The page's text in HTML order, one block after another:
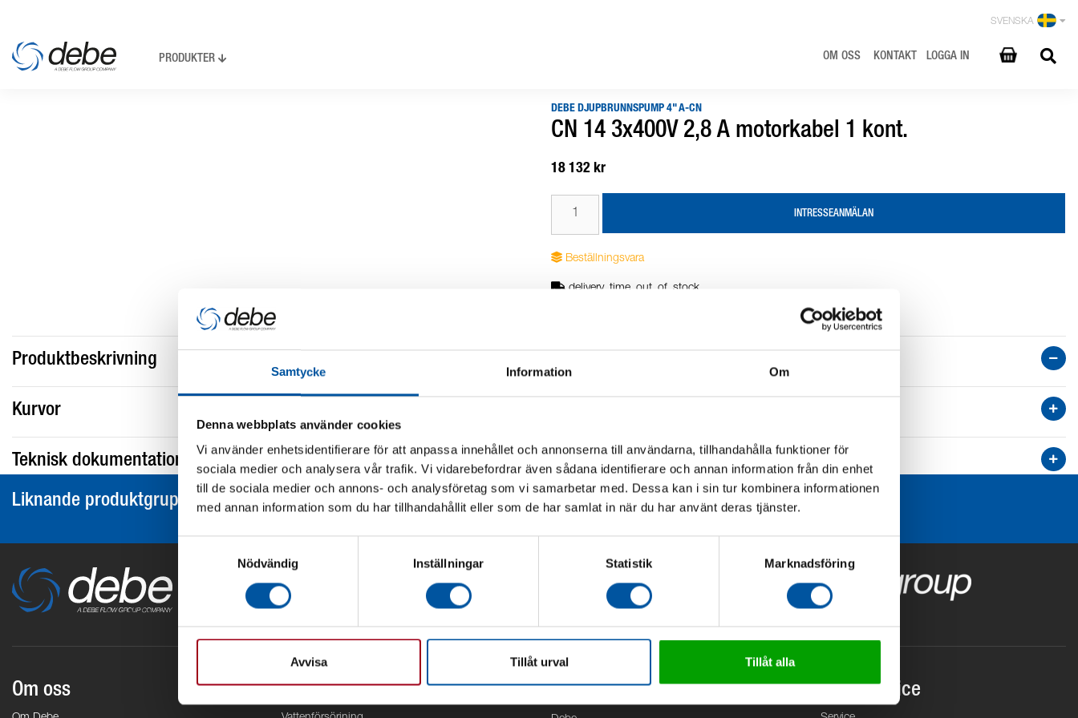
Samtycke Information Om
Denna webbplats använder cookies
Vi använder enhetsidentifierare för att anpassa innehållet och annonserna till användarna, tillhandahålla funktioner för
sociala medier och analysera vår trafik. Vi vidarebefordrar även sådana identifierare och annan information från din enhet
till de sociala medier och annons- och analysföretag som vi samarbetar med. Dessa kan i sin tur kombinera informationen
med annan information som du har tillhandahållit eller som de har samlat in när du har använt deras tjänster.
Samtyckesval
Nödvändig
Inställningar Statistik Marknadsföring
Avvisa Tillåt urval Tillåt alla
SVENSKA
PRODUKTER OM OSS KONTAKT LOGGA IN
DEBE DJUPBRUNNSPUMP 4" A-CN
CN 14 3x400V 2,8 A motorkabel 1 kont.
18 132 kr
INTRESSEANMÄLAN
Beställningsvara
delivery_time_out_of_stock
Produktbeskrivning
Kurvor
Teknisk dokumentation
Liknande produktgrupper
Om oss Områden Kontor Kundservice